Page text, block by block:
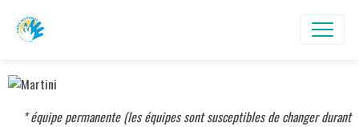
* équipe permanente (les équipes sont susceptibles de changer durant